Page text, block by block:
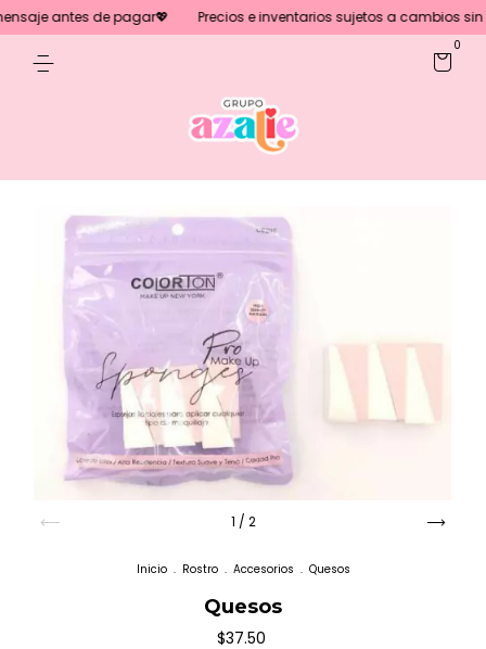
antes de pagar💖 Precios e inventarios sujetos a cambios sin
0
1 / 2
Inicio . Rostro . Accesorios . Quesos
Quesos
$37.50